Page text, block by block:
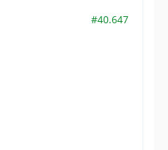
#40.647